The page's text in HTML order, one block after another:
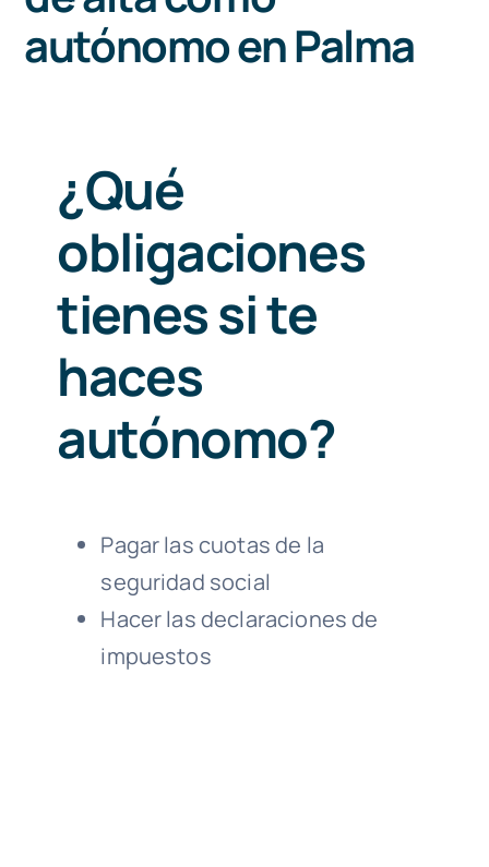
autónomo en Palma
¿Qué
obligaciones
tienes si te
haces
autónomo?
Pagar las cuotas de la
seguridad social
Hacer las declaraciones de
impuestos